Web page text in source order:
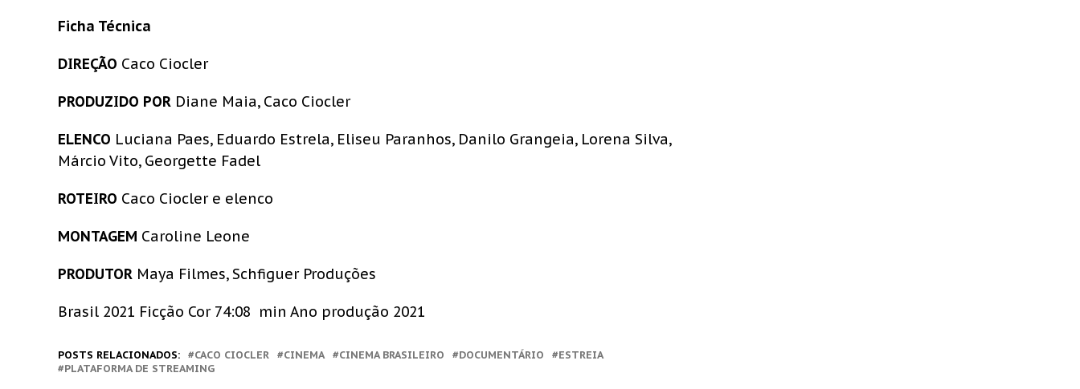
Ficha Técnica
DIREÇÃO Caco Ciocler
PRODUZIDO POR Diane Maia, Caco Ciocler
ELENCO Luciana Paes, Eduardo Estrela, Eliseu Paranhos, Danilo Grangeia, Lorena Silva,
Márcio Vito, Georgette Fadel
ROTEIRO Caco Ciocler e elenco
MONTAGEM Caroline Leone
PRODUTOR Maya Filmes, Schfiguer Produções
Brasil 2021 Ficção Cor 74:08 min Ano produção 2021
POSTS RELACIONADOS: CACO CIOCLER CINEMA CINEMA BRASILEIRO DOCUMENTÁRIO
ESTREIA
PLATAFORMA DE STREAMING